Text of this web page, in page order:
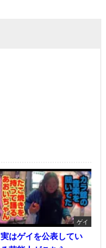
ゲイ
実はゲイを公表してい